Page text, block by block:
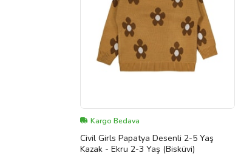
Kargo Bedava
Civil Girls Papatya Desenli 2-5 Yaş
Kazak - Ekru 2-3 Yaş (Bisküvi)